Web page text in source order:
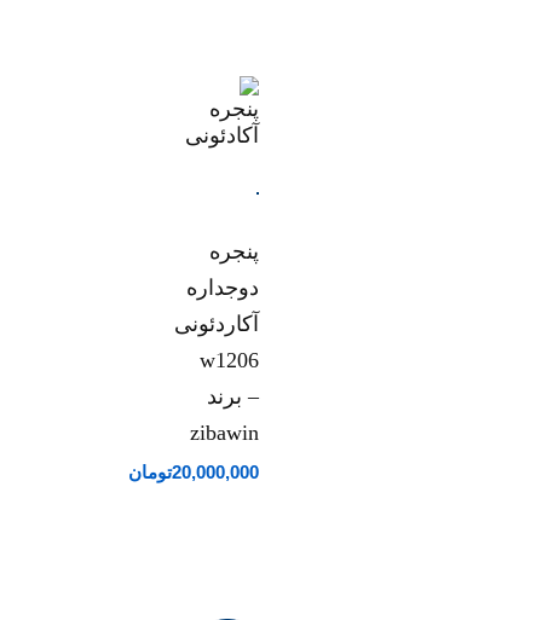
پنجره
دوجداره
آکاردئونی
w1206
– برند
zibawin
20,000,000تومان